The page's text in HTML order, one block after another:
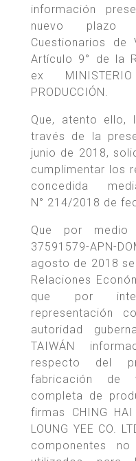
información
nuevo plazo
Cuestionarios de
Artículo 9° de la
ex
PRODUCCIÓN.
Que, atento ello,
través de la
junio de 2018,
cumplimentar los
concedida
N° 214/2018 de
Que por
37591579-APN-
agosto de 2018
Relaciones
que por
representación
autoridad
TAIWÁN
respecto del
fabricación de
completa de
firmas CHING HAI
LOUNG YEE CO.
componentes